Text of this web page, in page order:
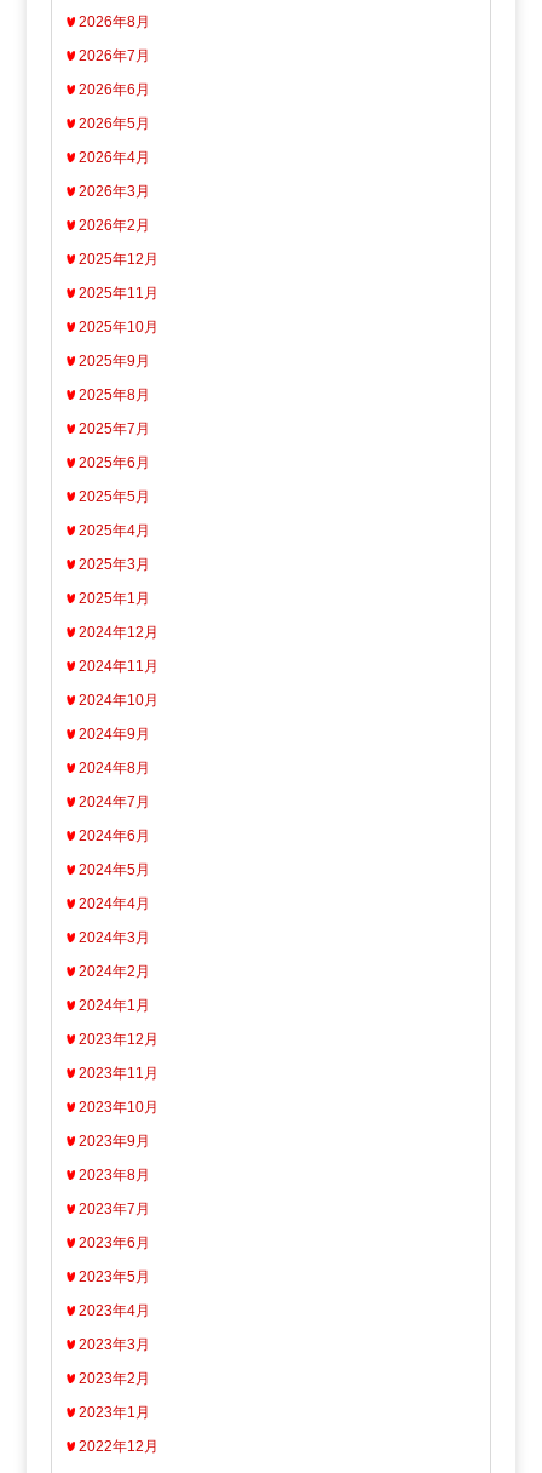
2026年8月
2026年7月
2026年6月
2026年5月
2026年4月
2026年3月
2026年2月
2025年12月
2025年11月
2025年10月
2025年9月
2025年8月
2025年7月
2025年6月
2025年5月
2025年4月
2025年3月
2025年1月
2024年12月
2024年11月
2024年10月
2024年9月
2024年8月
2024年7月
2024年6月
2024年5月
2024年4月
2024年3月
2024年2月
2024年1月
2023年12月
2023年11月
2023年10月
2023年9月
2023年8月
2023年7月
2023年6月
2023年5月
2023年4月
2023年3月
2023年2月
2023年1月
2022年12月